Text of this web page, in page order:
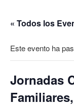
« Todos los
Este evento ha
Jornadas